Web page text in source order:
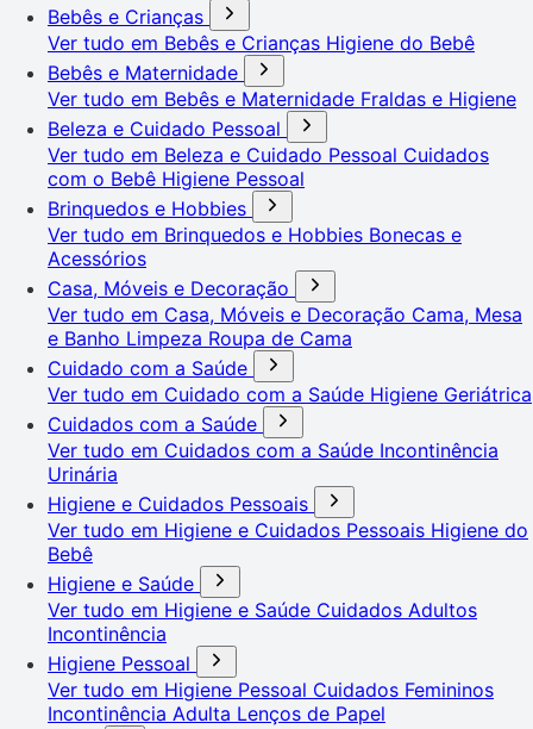
Bebês e Crianças
Ver tudo em Bebês e Crianças Higiene do Bebê
Bebês e Maternidade
Ver tudo em Bebês e Maternidade Fraldas e Higiene
Beleza e Cuidado Pessoal
Ver tudo em Beleza e Cuidado Pessoal Cuidados
com o Bebê Higiene Pessoal
Brinquedos e Hobbies
Ver tudo em Brinquedos e Hobbies Bonecas e
Acessórios
Casa, Móveis e Decoração
Ver tudo em Casa, Móveis e Decoração Cama, Mesa
e Banho Limpeza Roupa de Cama
Cuidado com a Saúde
Ver tudo em Cuidado com a Saúde Higiene Geriátrica
Cuidados com a Saúde
Ver tudo em Cuidados com a Saúde Incontinência
Urinária
Higiene e Cuidados Pessoais
Ver tudo em Higiene e Cuidados Pessoais Higiene do
Bebê
Higiene e Saúde
Ver tudo em Higiene e Saúde Cuidados Adultos
Incontinência
Higiene Pessoal
Ver tudo em Higiene Pessoal Cuidados Femininos
Incontinência Adulta Lenços de Papel